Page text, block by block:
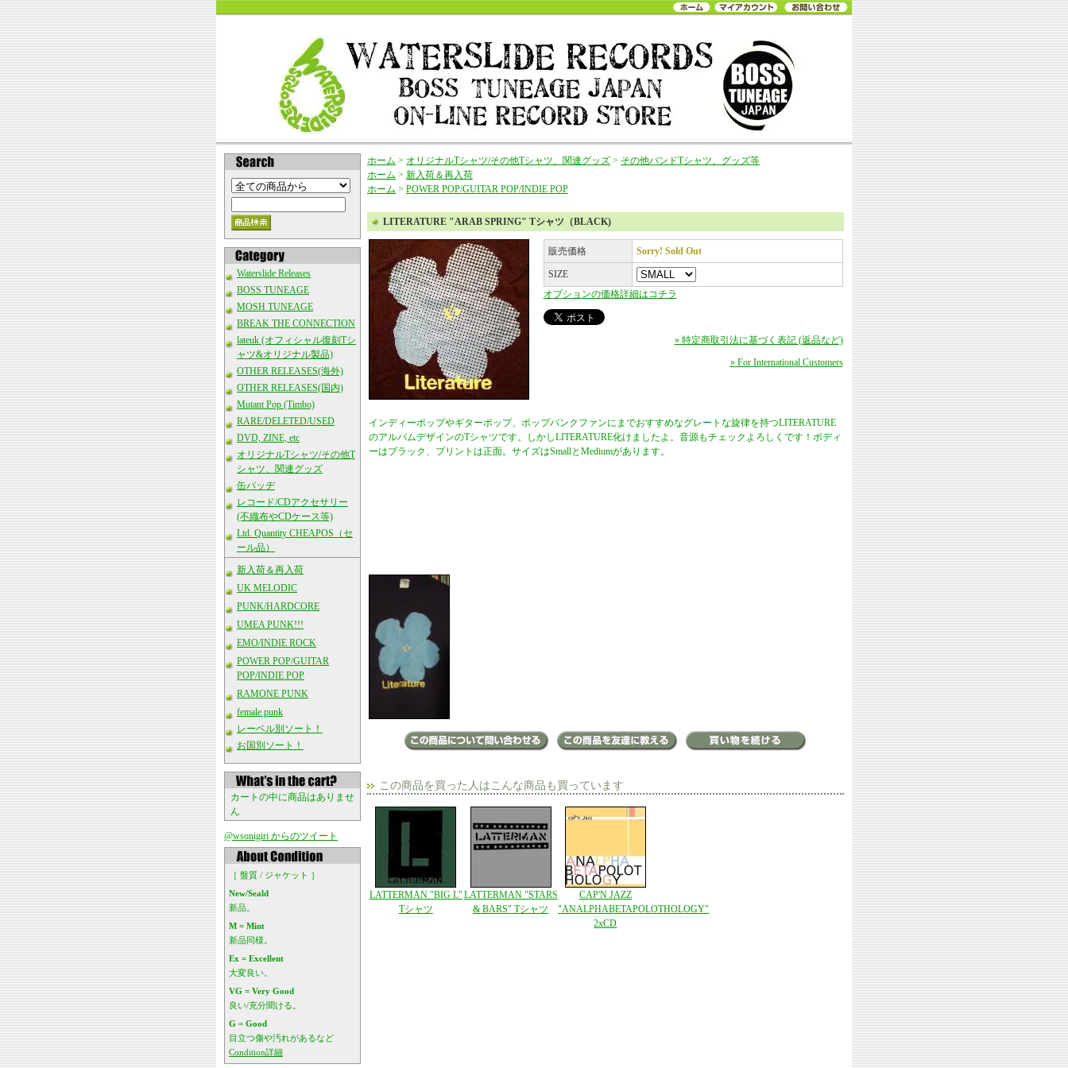
Waterslide Releases
BOSS TUNEAGE
MOSH TUNEAGE
BREAK THE CONNECTION
lateuk (オフィシャル復刻Tシ
ャツ&オリジナル製品)
OTHER RELEASES(海外)
OTHER RELEASES(国内)
Mutant Pop (Timbo)
RARE/DELETED/USED
DVD, ZINE, etc
オリジナルTシャツ/その他T
シャツ、関連グッズ
缶バッヂ
レコード/CDアクセサリー
(不織布やCDケース等)
Ltd. Quantity CHEAPOS（セ
ール品）
新入荷＆再入荷
UK MELODIC
PUNK/HARDCORE
UMEA PUNK!!!
EMO/INDIE ROCK
POWER POP/GUITAR
POP/INDIE POP
RAMONE PUNK
female punk
レーベル別ソート！
お国別ソート！
カートの中に商品はありませ
ん
@wsonigiri からのツイート
［ 盤質 / ジャケット ］
New/Seald
新品。
M = Mint
新品同様。
Ex = Excellent
大変良い。
VG = Very Good
良い/充分聞ける。
G = Good
目立つ傷や汚れがあるなど
Condition詳細
ホーム > オリジナルTシャツ/その他Tシャツ、関連グッズ > その他バンドTシャツ、グッズ等
ホーム > 新入荷＆再入荷
ホーム > POWER POP/GUITAR POP/INDIE POP
LITERATURE "ARAB SPRING" Tシャツ（BLACK)
販売価格 Sorry! Sold Out
SIZE
オプションの価格詳細はコチラ
» 特定商取引法に基づく表記 (返品など)
» For International Customers
インディーポップやギターポップ、ポップパンクファンにまでおすすめなグレートな旋律を持つLITERATURE
のアルバムデザインのTシャツです。しかしLITERATURE化けましたよ。音源もチェックよろしくです！ボディ
ーはブラック、プリントは正面。サイズはSmallとMediumがあります。
この商品を買った人はこんな商品も買っています
LATTERMAN "BIG L"
Tシャツ
LATTERMAN "STARS
& BARS" Tシャツ
CAP'N JAZZ
"ANALPHABETAPOLOTHOLOGY"
2xCD